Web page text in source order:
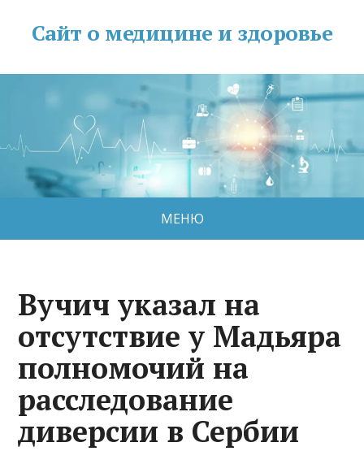
Сайт о медицине и здоровье
МЕНЮ
Вучич указал на
отсутствие у Мадьяра
полномочий на
расследование
диверсии в Сербии